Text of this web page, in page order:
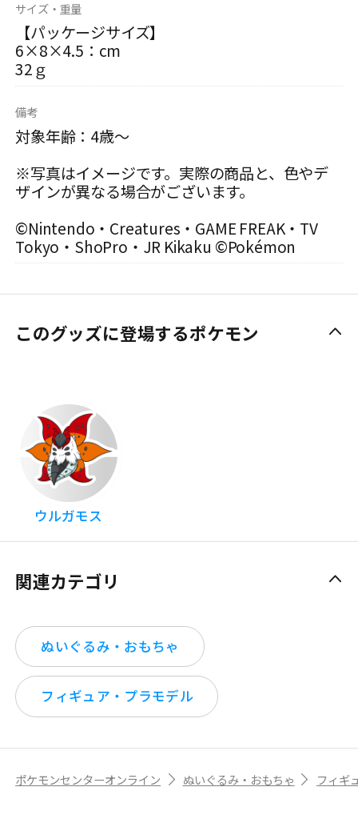
サイズ・重量
【パッケージサイズ】
6×8×4.5：cm
32ｇ
備考
対象年齢：4歳～
※写真はイメージです。実際の商品と、色やデ
ザインが異なる場合がございます。
©Nintendo・Creatures・GAME FREAK・TV
Tokyo・ShoPro・JR Kikaku ©Pokémon
このグッズに登場するポケモン
ウルガモス
関連カテゴリ
ぬいぐるみ・おもちゃ
フィギュア・プラモデル
ポケモンセンターオンライン ぬいぐるみ・おもちゃ フィギ